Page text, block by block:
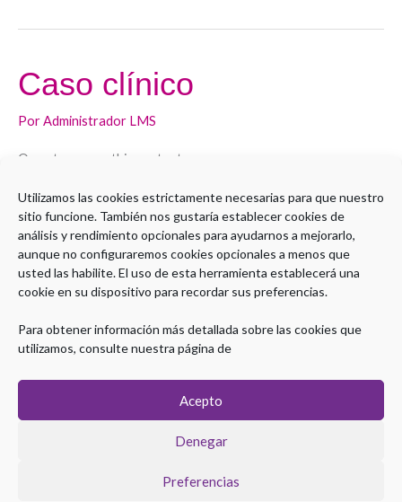
Utilizamos las cookies estrictamente necesarias para que nuestro
sitio funcione. También nos gustaría establecer cookies de
análisis y rendimiento opcionales para ayudarnos a mejorarlo,
aunque no configuraremos cookies opcionales a menos que
usted las habilite. El uso de esta herramienta establecerá una
cookie en su dispositivo para recordar sus preferencias.
Para obtener información más detallada sobre las cookies que
utilizamos, consulte nuestra página de
Acepto
Denegar
Preferencias
Caso clínico
PorAdministrador LMS
Open to access this content
Caso
clínico
Leer más »
1 2 3 Siguiente